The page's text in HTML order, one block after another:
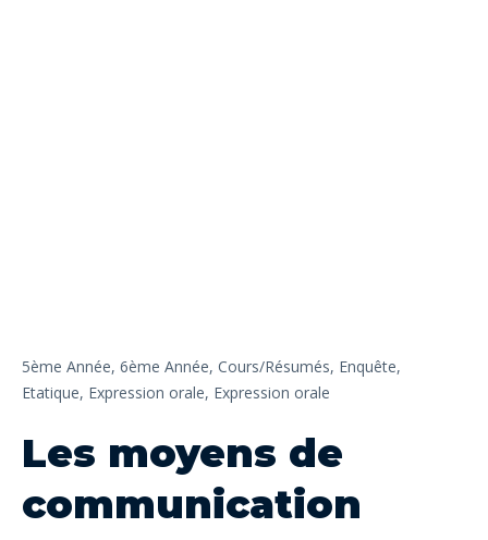
5ème Année, 6ème Année, Cours/Résumés, Enquête,
Etatique, Expression orale, Expression orale
Les moyens de
communication